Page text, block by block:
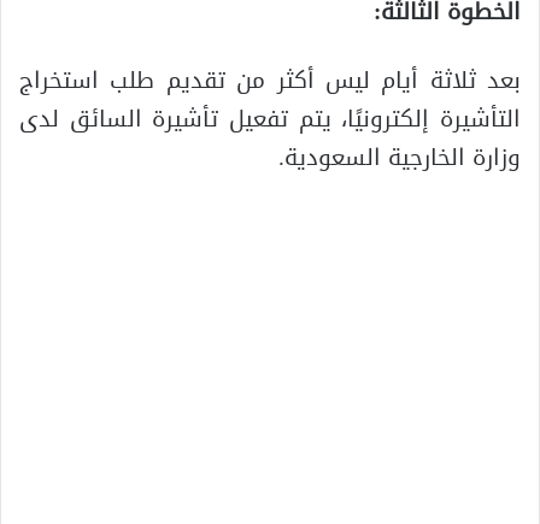
الخطوة الثالثة:
بعد ثلاثة أيام ليس أكثر من تقديم طلب استخراج
التأشيرة إلكترونيًا، يتم تفعيل تأشيرة السائق لدى
وزارة الخارجية السعودية.